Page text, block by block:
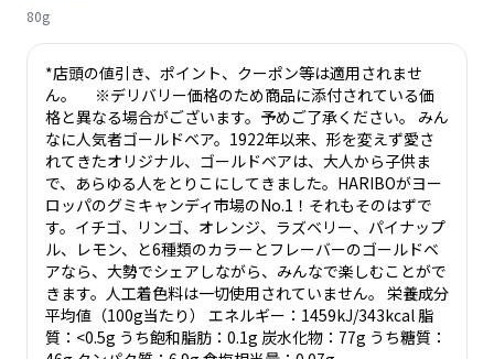
80g
*店頭の値引き、ポイント、クーポン等は適用されませ
ん。 ※デリバリー価格のため商品に添付されている価
格と異なる場合がございます。予めご了承ください。 みん
なに人気者ゴールドベア。1922年以来、形を変えず愛さ
れてきたオリジナル、ゴールドベアは、大人から子供ま
で、あらゆる人をとりこにしてきました。HARIBOがヨー
ロッパのグミキャンディ市場のNo.1！それもそのはずで
す。イチゴ、リンゴ、オレンジ、ラズベリー、パイナップ
ル、レモン、と6種類のカラーとフレーバーのゴールドベ
アなら、大勢でシェアしながら、みんなで楽しむことがで
きます。人工着色料は一切使用されていません。 栄養成分
平均値（100g当たり） エネルギー：1459kJ/343kcal 脂
質：<0.5g うち飽和脂肪：0.1g 炭水化物：77g うち糖質：